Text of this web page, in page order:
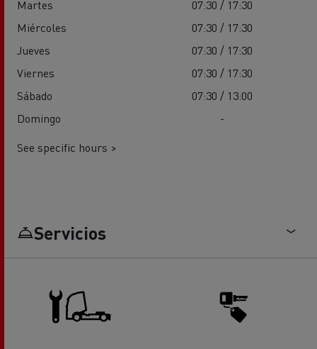
Martes
07:30 / 17:30
Miércoles
07:30 / 17:30
Jueves
07:30 / 17:30
Viernes
07:30 / 17:30
Sábado
07:30 / 13:00
Domingo
-
See specific hours >
Servicios